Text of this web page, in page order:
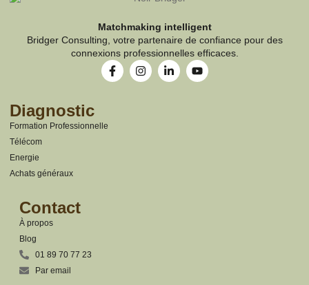
Matchmaking intelligent
Bridger Consulting, votre partenaire de confiance pour des
connexions professionnelles efficaces.
Diagnostic
Formation Professionnelle
Télécom
Energie
Achats généraux
Contact
À propos
Blog
01 89 70 77 23
Par email